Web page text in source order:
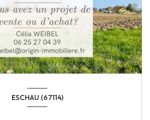
ESCHAU (67114)